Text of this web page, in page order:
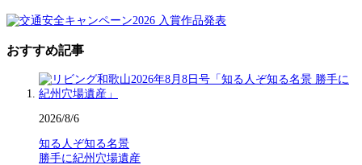
おすすめ記事
2026/8/6
知る人ぞ知る名景
勝手に紀州穴場遺産